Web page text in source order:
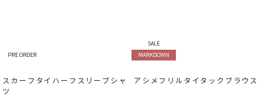
PRE ORDER
スカーフタイハーフスリーブシャ
ツ
SALE
MARKDOWN
アシメフリルタイタックブラウス